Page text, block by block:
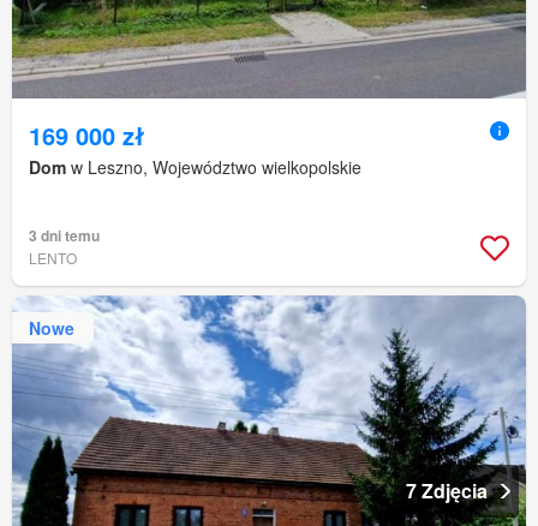
169 000 zł
Dom w Leszno, Województwo wielkopolskie
3 dni temu
LENTO
Nowe
7 Zdjęcia